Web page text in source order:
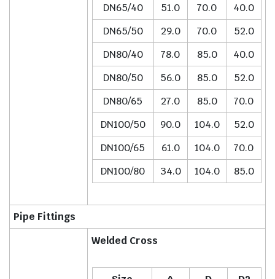
DN65/40
51.0 70.0
40.0
DN65/50
29.0 70.0
52.0
DN80/40
78.0 85.0
40.0
DN80/50
56.0 85.0
52.0
DN80/65
27.0 85.0
70.0
DN100/50
90.0 104.0
52.0
DN100/65
61.0 104.0
70.0
DN100/80
34.0 104.0 85.0
Pipe Fittings
Welded Cross